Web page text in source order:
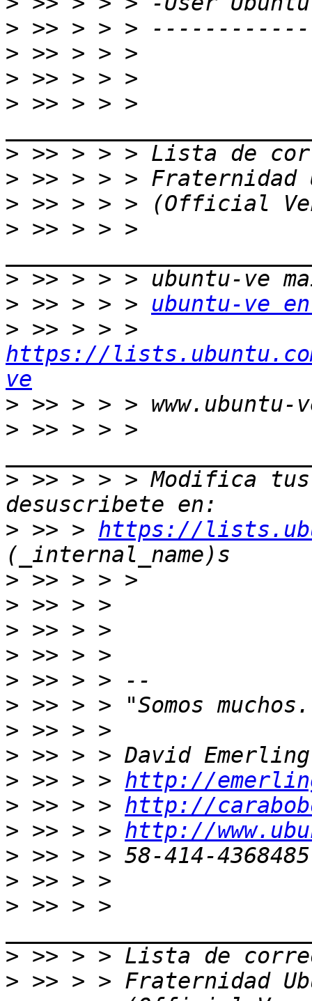
>
>
>
> >> > > >
>
>
>
> >> > > >
>
> >> > > > ubuntu-ve
>
https://
ve
>
> >> > > >
> >> > > > Modifica
> >> > https://
>
>
>
>
>
>
>
>
> >> > > http://
> >> > > http://
> >> > > http://
>
>
> >> > >
>
>